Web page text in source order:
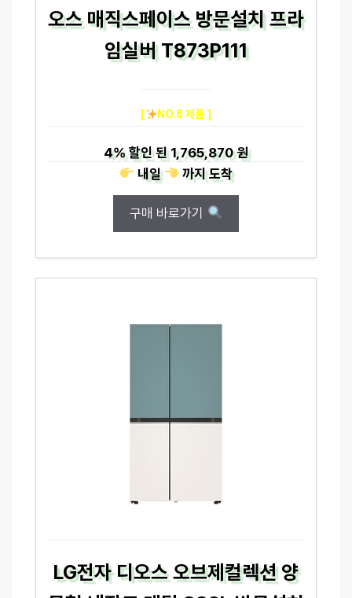
오스 매직스페이스 방문설치 프라
임실버 T873P111
[ NO.8 제품 ]
4%할인 된1,765,870 원
내일
까지도착
구매 바로가기
LG전자 디오스 오브제컬렉션 양